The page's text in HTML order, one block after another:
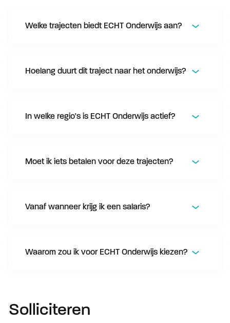
Welke trajecten biedt ECHT Onderwijs aan?
Hoelang duurt dit traject naar het onderwijs?
In welke regio's is ECHT Onderwijs actief?
Moet ik iets betalen voor deze trajecten?
Vanaf wanneer krijg ik een salaris?
Waarom zou ik voor ECHT Onderwijs kiezen?
Solliciteren